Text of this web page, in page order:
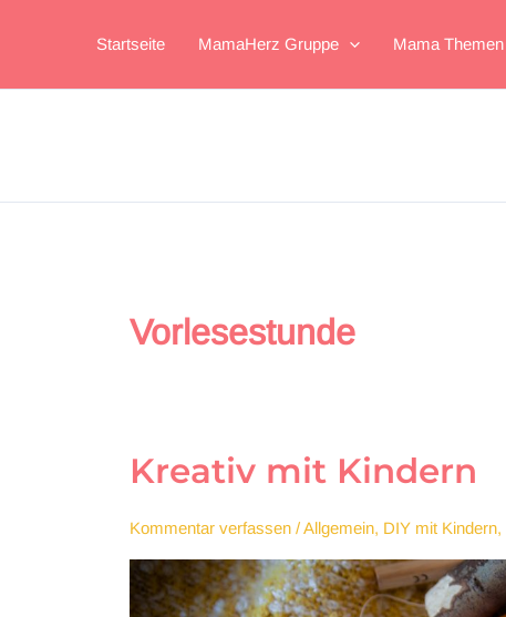
Startseite MamaHerz Gruppe Mama Themen
Vorlesestunde
Kreativ mit Kindern
Kommentar verfassen /Allgemein, DIY mit Kindern,